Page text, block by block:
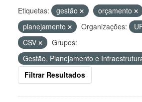
Etiquetas: gestão
orçamento
planejamento
Organizações:
CSV
Grupos:
Gestão, Planejamento e
Filtrar Resultados